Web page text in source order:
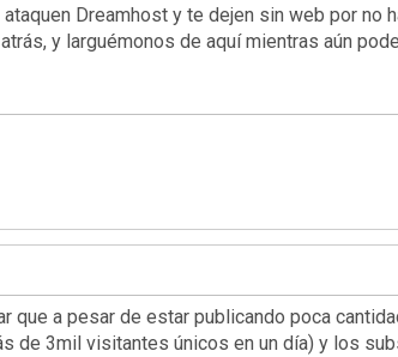
Dreamhost y te dejen sin web por no
y larguémonos de aquí mientras aún
que a pesar de estar publicando poca
de 3mil visitantes únicos en un día) y los